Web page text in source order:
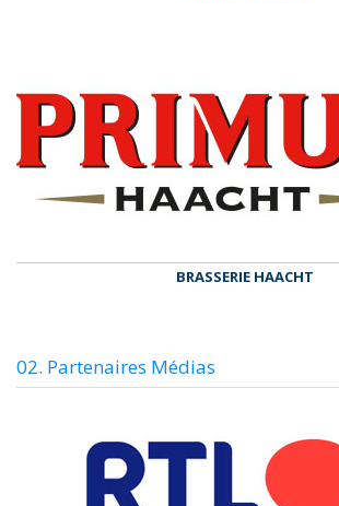
BRASSERIE HAACHT
02. Partenaires Médias